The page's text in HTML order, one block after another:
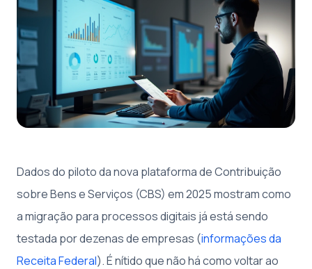
Dados do piloto da nova plataforma de Contribuição
sobre Bens e Serviços (CBS) em 2025 mostram como
a migração para processos digitais já está sendo
testada por dezenas de empresas (informações da
Receita Federal). É nítido que não há como voltar ao